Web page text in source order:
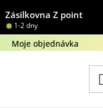
Zásilkovna Z point
1-2 dny
Moje objednávka